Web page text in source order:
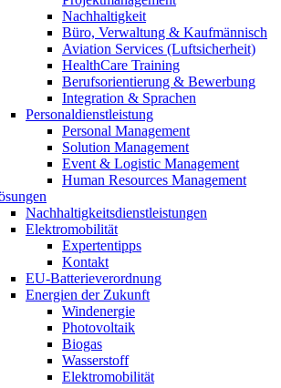
Nachhaltigkeit
Büro, Verwaltung & Kaufmännisch
Aviation Services (Luftsicherheit)
HealthCare Training
Berufsorientierung & Bewerbung
Integration & Sprachen
Personaldienstleistung
Personal Management
Solution Management
Event & Logistic Management
Human Resources Management
Nachhaltigkeitsdienstleistungen
Elektromobilität
Expertentipps
Kontakt
EU-Batterieverordnung
Energien der Zukunft
Windenergie
Photovoltaik
Biogas
Wasserstoff
Elektromobilität